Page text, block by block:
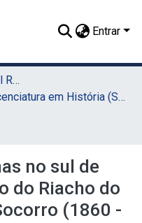
Entrar
01. Universidade Federal Rural de Pernambuco - UFRPE (Sede)
Licenciatura em História (Sede)
no sul de
do Riacho do
(1860 -